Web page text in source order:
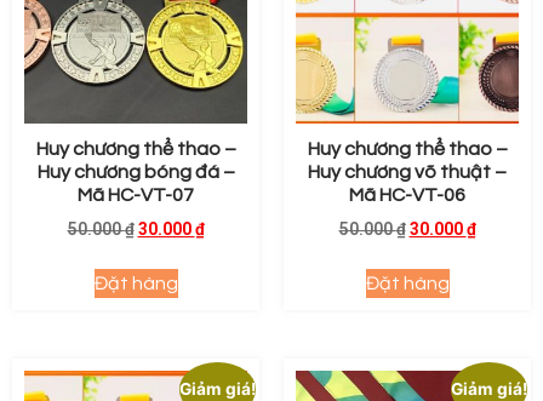
Huy chương thể thao –
Huy chương bóng đá –
Mã HC-VT-07
50.000₫ 30.000₫
Đặt hàng
Huy chương thể thao –
Huy chương võ thuật –
Mã HC-VT-06
50.000₫ 30.000₫
Đặt hàng
Giảm giá! Giảm giá!